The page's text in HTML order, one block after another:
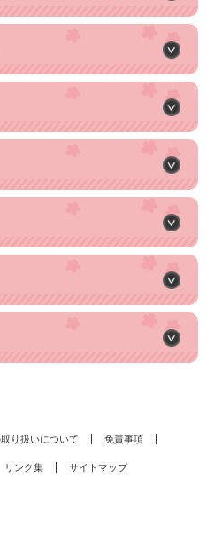
り扱いについて 免責事項
リンク集 サイトマップ